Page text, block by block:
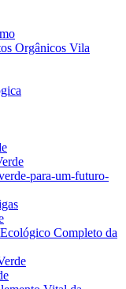
Orgânicos Vila
para-um-futuro-
Completo da